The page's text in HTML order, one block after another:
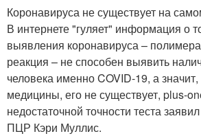
Коронавируса не существует на
В интернете "гуляет" информация о
выявления коронавируса –
реакция – не способен выявить
человека именно COVID-19, а значит,
медицины, его не существует, plus-
недостаточной точности теста
ПЦР Кэри Муллис.